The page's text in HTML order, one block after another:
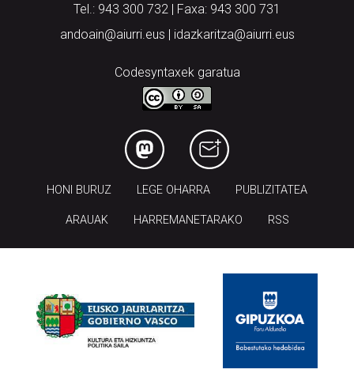
Tel.: 943 300 732 | Faxa: 943 300 731
andoain@aiurri.eus | idazkaritza@aiurri.eus
Codesyntaxek garatua
HONI BURUZ LEGE OHARRA PUBLIZITATEA
ARAUAK HARREMANETARAKO RSS